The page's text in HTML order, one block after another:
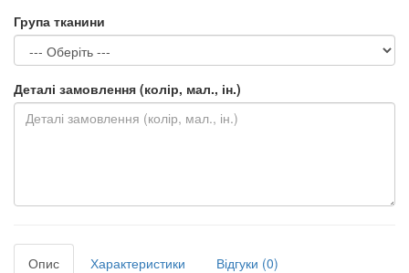
Група тканини
Деталі замовлення (колір, мал., ін.)
Опис Характеристики Відгуки (0)